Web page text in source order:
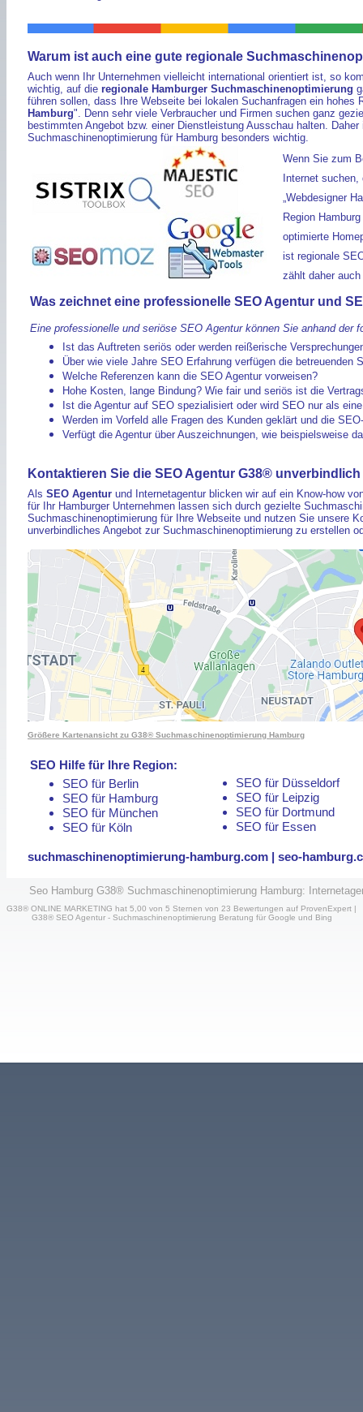
Warum ist auch eine gute regionale
Auch wenn Ihr Unternehmen vielleicht international orientiert ist, so
wichtig, auf die regionale Hamburger Suchmaschinenoptimierung
führen sollen, dass Ihre Webseite bei lokalen Suchanfragen ein
Hamburg". Denn sehr viele Verbraucher und Firmen suchen ganz
bestimmten Angebot bzw. einer Dienstleistung Ausschau halten.
Suchmaschinenoptimierung für Hamburg besonders wichtig.
Wenn Sie zum
Internet suchen,
„Webdesigner
Region
optimierte
ist regionale
zählt daher
Was zeichnet eine professionelle SEO Agentur und
Eine professionelle und seriöse SEO Agentur können Sie anhand der
Ist das Auftreten seriös oder werden reißerische
Über wie viele Jahre SEO Erfahrung verfügen die betreuenden
Welche Referenzen kann die SEO Agentur vorweisen?
Hohe Kosten, lange Bindung? Wie fair und seriös ist die
Ist die Agentur auf SEO spezialisiert oder wird SEO nur als
Werden im Vorfeld alle Fragen des Kunden geklärt und die
Verfügt die Agentur über Auszeichnungen, wie beispielsweise
Kontaktieren Sie die SEO Agentur G38®
Als SEO Agentur und Internetagentur blicken wir auf ein Know-how
für Ihr Hamburger Unternehmen lassen sich durch gezielte
Suchmaschinenoptimierung für Ihre Webseite und nutzen Sie unsere
unverbindliches Angebot zur Suchmaschinenoptimierung zu erstellen
Größere Kartenansicht zu G38® Suchmaschinenoptimierung Hamburg
SEO Hilfe für Ihre Region:
SEO für Berlin
SEO für Hamburg
SEO für München
SEO für Köln
SEO für Düsseldorf
SEO für Leipzig
SEO für Dortmund
SEO für Essen
suchmaschinenoptimierung-hamburg.com | seo-
Seo Hamburg G38® Suchmaschinenoptimierung Hamburg:
G38® ONLINE MARKETING hat 5,00 von 5 Sternen von 23 Bewertungen auf ProvenExpert |
G38® SEO Agentur - Suchmaschinenoptimierung Beratung für Google und Bing